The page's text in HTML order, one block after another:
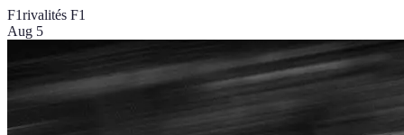
F1rivalités F1
Aug 5